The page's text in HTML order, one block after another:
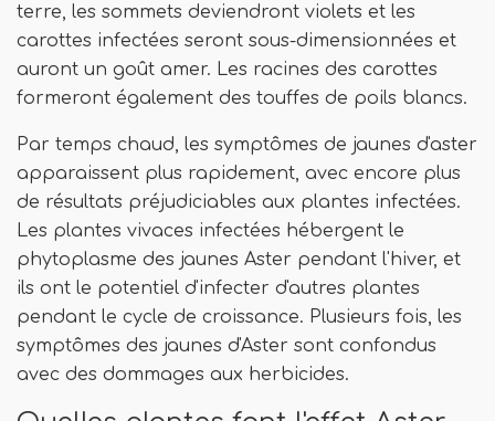
terre, les sommets deviendront violets et les
carottes infectées seront sous-dimensionnées et
auront un goût amer. Les racines des carottes
formeront également des touffes de poils blancs.
Par temps chaud, les symptômes de jaunes d'aster
apparaissent plus rapidement, avec encore plus
de résultats préjudiciables aux plantes infectées.
Les plantes vivaces infectées hébergent le
phytoplasme des jaunes Aster pendant l'hiver, et
ils ont le potentiel d'infecter d'autres plantes
pendant le cycle de croissance. Plusieurs fois, les
symptômes des jaunes d'Aster sont confondus
avec des dommages aux herbicides.